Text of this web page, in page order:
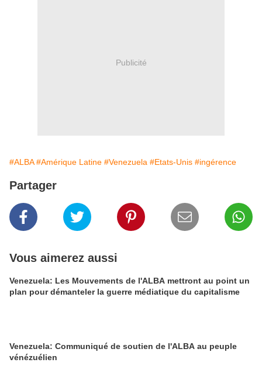
Publicité
#ALBA #Amérique Latine #Venezuela #Etats-Unis #ingérence
Partager
Vous aimerez aussi
Venezuela: Les Mouvements de l'ALBA mettront au point un
plan pour démanteler la guerre médiatique du capitalisme
Venezuela: Communiqué de soutien de l'ALBA au peuple
vénézuélien